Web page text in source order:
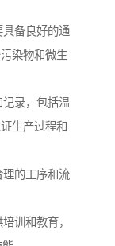
具备良好的通
染物和微生
录，包括温
生产过程和
理的工序和流
训和教育，